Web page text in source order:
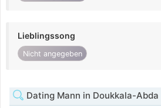
Lieblingssong
Nicht angegeben
Dating Mann in Doukkala-Abda